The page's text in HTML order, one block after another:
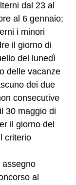
dal 23 al
al 6 gennaio;
i minori
il giorno di
del lunedì
delle vacanze
dei due
consecutive
30 maggio di
il giorno del
criterio
assegno
al